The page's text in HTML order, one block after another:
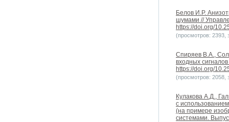
Белов И.Р.
шумами //
https://doi.org/
(просмотров: 2393,
Спиряев В.А.,
входных
https://doi.org/
(просмотров: 2058,
Кулакова А.Д.,
с
(на примере
системами.